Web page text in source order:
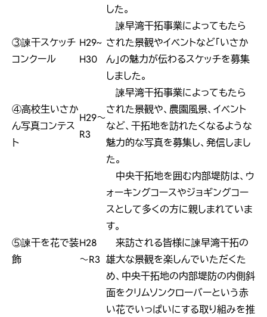
した。
③諫干スケッチ
コンクール
H29~
H30
諫早湾干拓事業によってもたら
された景観やイベントなど「いさか
ん」の魅力が伝わるスケッチを募集
しました。
④高校生いさか
ん写真コンテス
ト
H29～
R3
諫早湾干拓事業によってもたら
された景観や、農園風景、イベント
など、干拓地を訪れたくなるような
魅力的な写真を募集し、発信しまし
た。
⑤諫干を花で装
飾
H28
～R3
中央干拓地を囲む内部堤防は、ウ
ォーキングコースやジョギングコー
スとして多くの方に親しまれていま
す。
来訪される皆様に諫早湾干拓の
雄大な景観を楽しんでいただくた
め、中央干拓地の内部堤防の内側斜
面をクリムソンクローバーという赤
い花でいっぱいにする取り組みを推